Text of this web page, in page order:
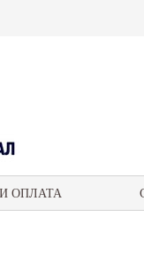
ОПЛАТА